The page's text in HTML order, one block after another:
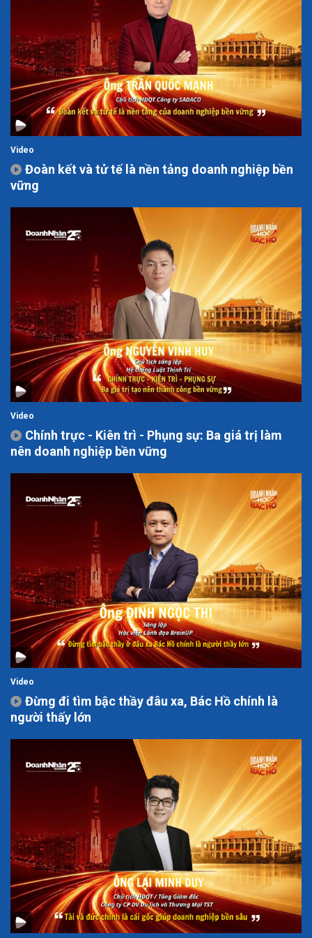
Video
Đoàn kết và tử tế là nền tảng doanh nghiệp bền
vững
Video
Chính trực - Kiên trì - Phụng sự: Ba giá trị làm
nên doanh nghiệp bền vững
Video
Đừng đi tìm bậc thầy đâu xa, Bác Hồ chính là
người thấy lớn